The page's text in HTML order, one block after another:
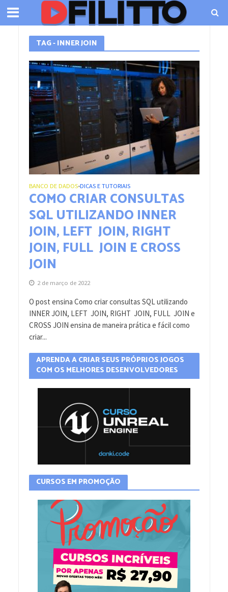
TAG - INNER JOIN
BANCO DE DADOS•DICAS E TUTORIAIS
COMO CRIAR CONSULTAS
SQL UTILIZANDO INNER
JOIN, LEFT JOIN, RIGHT
JOIN, FULL JOIN E CROSS
JOIN
2 de março de 2022
O post ensina Como criar consultas SQL utilizando
INNER JOIN, LEFT JOIN, RIGHT JOIN, FULL JOIN e
CROSS JOIN ensina de maneira prática e fácil como
criar...
APRENDA A CRIAR SEUS PRÓPRIOS JOGOS
COM OS MELHORES DESENVOLVEDORES
CURSOS EM PROMOÇÃO